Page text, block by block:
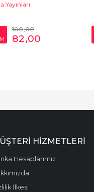
Yayınları
100,00
82,00
HIZMETLERI
Hesaplarımız
İlkesi